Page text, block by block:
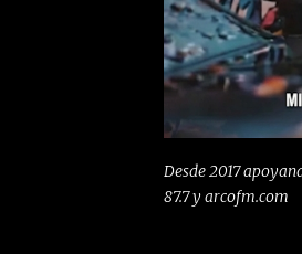
Desde 2017
87.7 y arcofm.com